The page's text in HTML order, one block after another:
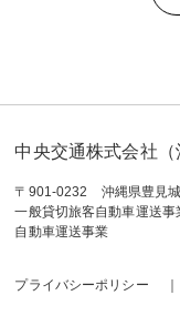
中央交通株式会社（
〒901-0232 沖縄県豊見
一般貸切旅客自動車運送
自動車運送事業
プライバシーポリシー